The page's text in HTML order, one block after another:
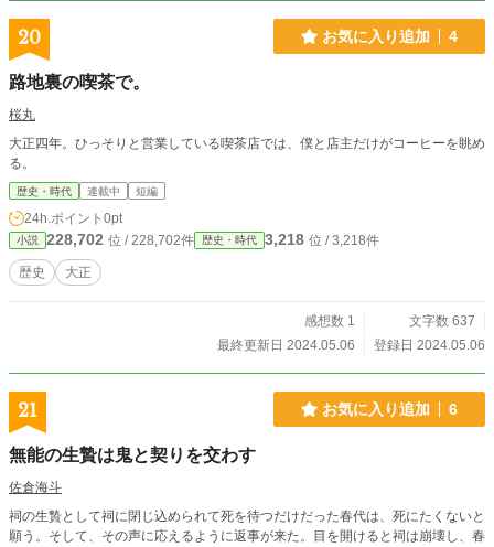
20 お気に入り追加 4
路地裏の喫茶で。
桜丸
大正四年。ひっそりと営業している喫茶店では、僕と店主だけがコーヒーを眺め
る。
歴史・時代 連載中 短編
24h.ポイント 0pt
小説 228,702 位 / 228,702件 歴史・時代 3,218 位 / 3,218件
歴史 大正
感想数 1
文字数 637
最終更新日 2024.05.06
登録日 2024.05.06
21 お気に入り追加 6
無能の生贄は鬼と契りを交わす
佐倉海斗
祠の生贄として祠に閉じ込められて死を待つだけだった春代は、死にたくないと
願う。そして、その声に応えるように返事が来た。目を開けると祠は崩壊し、春